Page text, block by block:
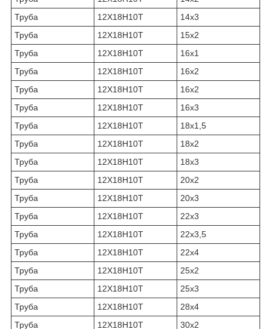
Труба
12Х18Н10Т
14х3
Труба
12Х18Н10Т
15х2
Труба
12Х18Н10Т
16х1
Труба
12Х18Н10Т
16х2
Труба
12Х18Н10Т
16х2
Труба
12Х18Н10Т
16х3
Труба
12Х18Н10Т
18х1,5
Труба
12Х18Н10Т
18х2
Труба
12Х18Н10Т
18х3
Труба
12Х18Н10Т
20х2
Труба
12Х18Н10Т
20х3
Труба
12Х18Н10Т
22х3
Труба
12Х18Н10Т
22х3,5
Труба
12Х18Н10Т
22х4
Труба
12Х18Н10Т
25х2
Труба
12Х18Н10Т
25х3
Труба
12Х18Н10Т
28х4
Труба
12Х18Н10Т
30х2